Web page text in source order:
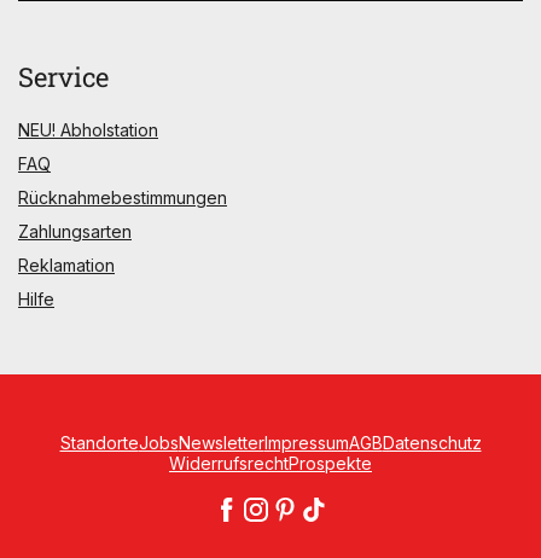
Service
NEU! Abholstation
FAQ
Rücknahmebestimmungen
Zahlungsarten
Reklamation
Hilfe
StandorteJobsNewsletterImpressumAGBDatenschutz
WiderrufsrechtProspekte